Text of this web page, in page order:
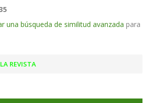
una búsqueda de similitud avanzada para
REVISTA